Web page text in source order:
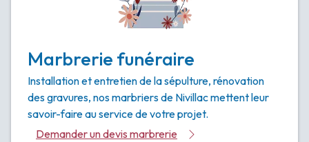
Marbrerie funéraire
Installation et entretien de la sépulture, rénovation
des gravures, nos marbriers de Nivillac mettent leur
savoir-faire au service de votre projet.
Demander un devis marbrerie